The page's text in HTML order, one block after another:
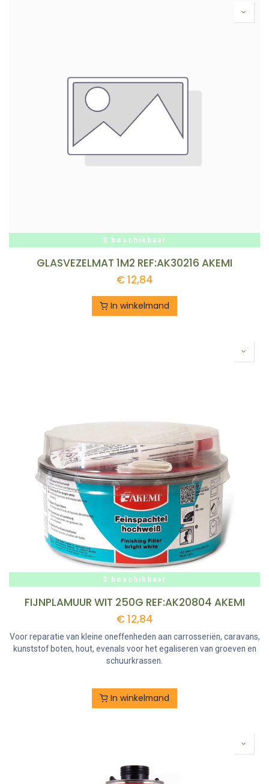
3 beschikbaar
GLASVEZELMAT 1M2 REF:AK30216 AKEMI
€12,84
In winkelmand
2 beschikbaar
FIJNPLAMUUR WIT 250G REF:AK20804 AKEMI
€12,84
Voor reparatie van kleine oneffenheden aan carrosseriën, caravans,
kunststof boten, hout, evenals voor het egaliseren van groeven en
schuurkrassen.
In winkelmand